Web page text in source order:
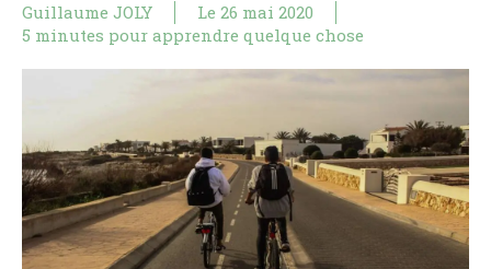
Guillaume JOLY Le 26 mai 2020
5 minutes pour apprendre quelque chose